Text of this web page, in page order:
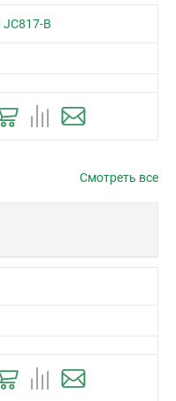
B
Смотреть все